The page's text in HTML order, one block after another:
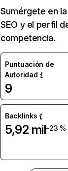
Sumérgete en
SEO y el perfil
competencia.
Puntuación de
Autoridad
9
Backlinks
5,92 mil-23 %